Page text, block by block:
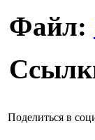
Файл:
Поделиться в